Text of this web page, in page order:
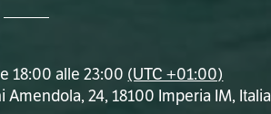
18:00 alle 23:00 (UTC +01:00)
24, 18100 Imperia IM, Italia